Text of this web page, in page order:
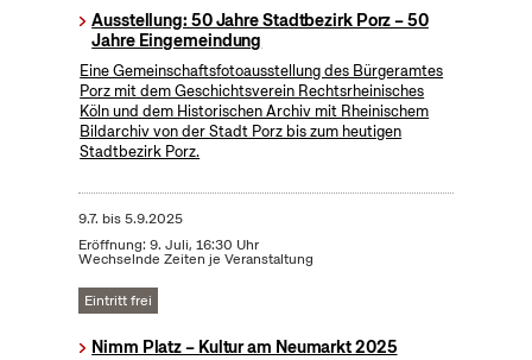
Ausstellung: 50 Jahre Stadtbezirk Porz – 50
Jahre Eingemeindung
Eine Gemeinschaftsfotoausstellung des Bürgeramtes
Porz mit dem Geschichtsverein Rechtsrheinisches
Köln und dem Historischen Archiv mit Rheinischem
Bildarchiv von der Stadt Porz bis zum heutigen
Stadtbezirk Porz.
9.7. bis5.9.2025
Eröffnung: 9. Juli, 16:30 Uhr
Wechselnde Zeiten je Veranstaltung
Eintritt frei
Nimm Platz – Kultur am Neumarkt 2025